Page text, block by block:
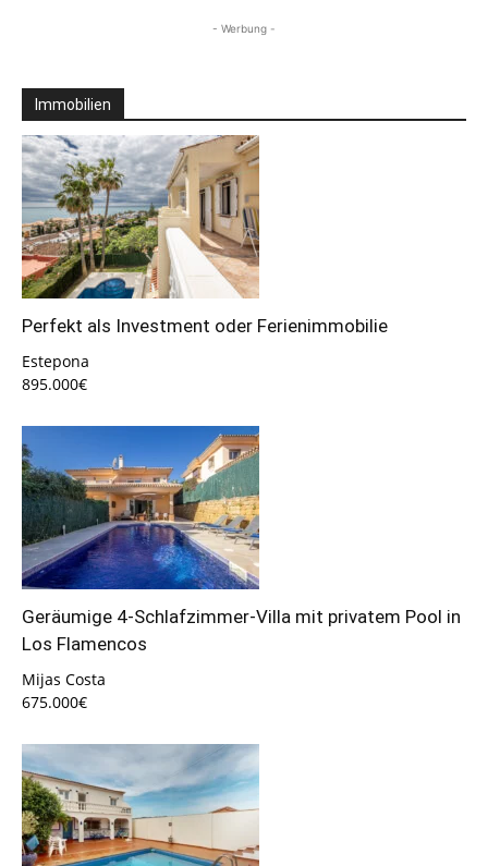
- Werbung -
Immobilien
Perfekt als Investment oder Ferienimmobilie
Estepona
895.000€
Geräumige 4-Schlafzimmer-Villa mit privatem Pool in
Los Flamencos
Mijas Costa
675.000€